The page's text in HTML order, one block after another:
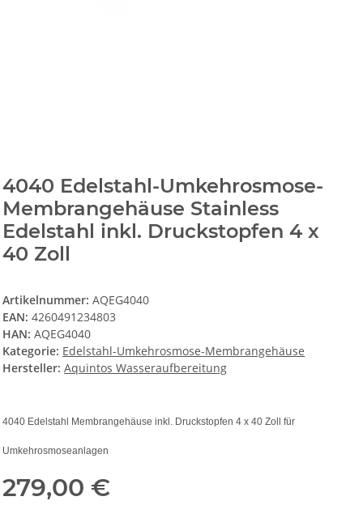
4040 Edelstahl-Umkehrosmose-
Membrangehäuse Stainless
Edelstahl inkl. Druckstopfen 4 x
40 Zoll
Artikelnummer:AQEG4040
EAN: 4260491234803
HAN: AQEG4040
Kategorie: Edelstahl-Umkehrosmose-Membrangehäuse
Hersteller: Aquintos Wasseraufbereitung
4040 Edelstahl Membrangehäuse inkl. Druckstopfen 4 x 40 Zoll für
Umkehrosmoseanlagen
279,00 €